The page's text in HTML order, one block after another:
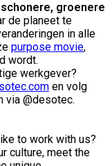
schonere, groenere
de planeet te
in alle
purpose movie,
wordt.
werkgever?
en volg
via @desotec.
to work with us?
culture, meet the